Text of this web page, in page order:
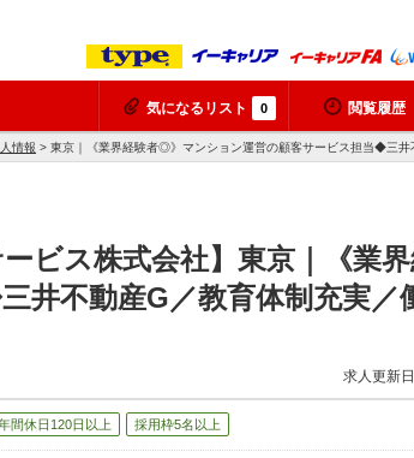
気になるリスト 0 閲覧履歴
情報 > 東京｜《業界経験者◎》マンション運営の顧客サービス担当◆三井
ビス株式会社】東京｜《業
井不動産G／教育体制充実／
求人更新
間休日120日以上 採用枠5名以上